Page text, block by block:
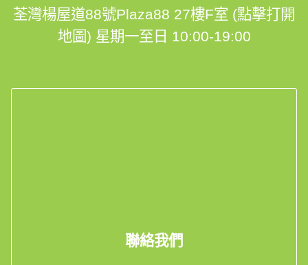
荃灣楊屋道88號Plaza88 27樓F室 (點擊打開
地圖) 星期一至日 10:00-19:00
聯絡我們